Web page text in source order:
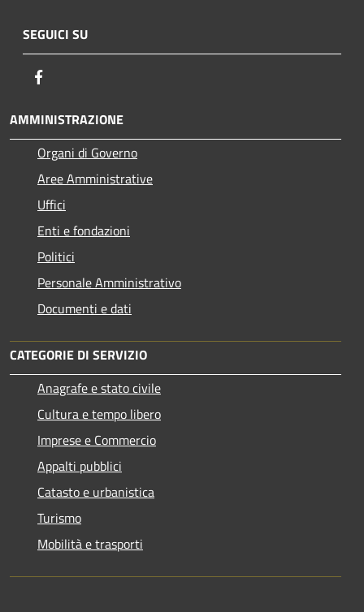
SEGUICI SU
AMMINISTRAZIONE
Organi di Governo
Aree Amministrative
Uffici
Enti e fondazioni
Politici
Personale Amministrativo
Documenti e dati
CATEGORIE DI SERVIZIO
Anagrafe e stato civile
Cultura e tempo libero
Imprese e Commercio
Appalti pubblici
Catasto e urbanistica
Turismo
Mobilità e trasporti